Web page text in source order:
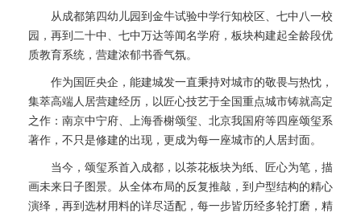
从成都第四幼儿园到金牛试验中学行知校区、七中八一校
园，再到二十中、七中万达等闻名学府，板块构建起全龄段优
质教育系统，营建浓郁书香气氛。
作为国匠央企，能建城发一直秉持对城市的敬畏与热忱，
集萃高端人居营建经历，以匠心技艺于全国重点城市铸就高定
之作：南京中宁府、上海香榭颂玺、北京我国府等四座颂玺系
著作，不只是修建的出现，更成为每一座城市的人居封面。
当今，颂玺系首入成都，以茶花板块为纸、匠心为笔，描
画未来日子图景。从全体布局的反复推敲，到户型结构的精心
演绎，再到选材用料的详尽适配，每一步皆历经多轮打磨，精